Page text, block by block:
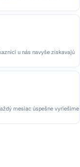
u nás navyše získavajú
mesiac úspešne vyriešime